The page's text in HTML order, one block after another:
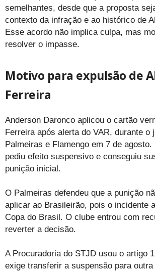
semelhantes, desde que a proposta
contexto da infração e ao histórico de
Esse acordo não implica culpa, mas
resolver o impasse.
Motivo para expulsão de
Ferreira
Anderson Daronco aplicou o cartão
Ferreira após alerta do VAR, durante o
Palmeiras e Flamengo em 7 de agosto.
pediu efeito suspensivo e conseguiu
punição inicial.
O Palmeiras defendeu que a punição
aplicar ao Brasileirão, pois o incidente
Copa do Brasil. O clube entrou com
reverter a decisão.
A Procuradoria do STJD usou o artigo
exige transferir a suspensão para outra